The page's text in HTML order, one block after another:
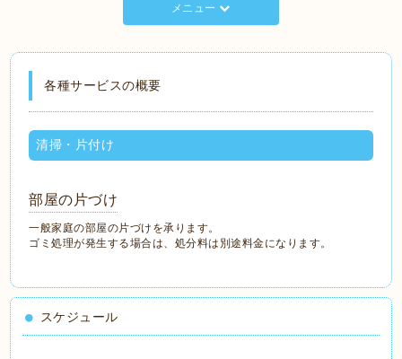
メニュー
各種サービスの概要
清掃・片付け
部屋の片づけ
一般家庭の部屋の片づけを承ります。
ゴミ処理が発生する場合は、処分料は別途料金になります。
スケジュール